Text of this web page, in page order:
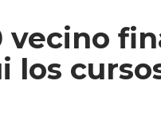
vecino
los